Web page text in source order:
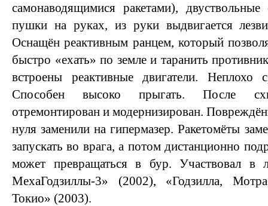
самонаводящимися ракетами), двуствольные
пушки на руках, из руки выдвигается
Оснащён реактивным ранцем, который
быстро «ехать» по земле и таранить
встроены реактивные двигатели. Неплохо
Способен высоко прыгать. После
отремонтирован и модернизирован.
нуля заменили на гипермазер. Ракетомёты
запускать во врага, а потом дистанционно
может превращаться в бур. Участвовал в
МехаГодзиллы-3» (2002), «Годзилла,
Токио» (2003).